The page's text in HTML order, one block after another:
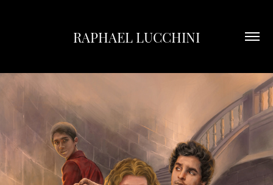
RAPHAEL LUCCHINI